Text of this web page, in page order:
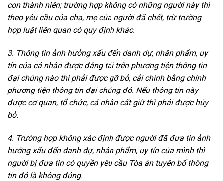
con thành niên; trường hợp không có những người này thì
theo yêu cầu của cha, mẹ của người đã chết, trừ trường
hợp luật liên quan có quy định khác.
3. Thông tin ảnh hưởng xấu đến danh dự, nhân phẩm, uy
tín của cá nhân được đăng tải trên phương tiện thông tin
đại chúng nào thì phải được gỡ bỏ, cải chính bằng chính
phương tiện thông tin đại chúng đó. Nếu thông tin này
được cơ quan, tổ chức, cá nhân cất giữ thì phải được hủy
bỏ.
4. Trường hợp không xác định được người đã đưa tin ảnh
hưởng xấu đến danh dự, nhân phẩm, uy tín của mình thì
người bị đưa tin có quyền yêu cầu Tòa án tuyên bố thông
tin đó là không đúng.